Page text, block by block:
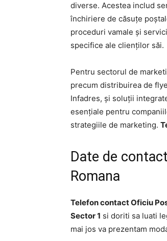
diverse. Acestea includ
închiriere de căsuțe
proceduri vamale și
specifice ale clienților săi.
Pentru sectorul de
precum distribuirea de
Infadres, și soluții
esențiale pentru
strategiile de marketing.
Date de
Romana
Telefon contact Oficiu
Sector 1 si doriti sa luati
mai jos va prezentam